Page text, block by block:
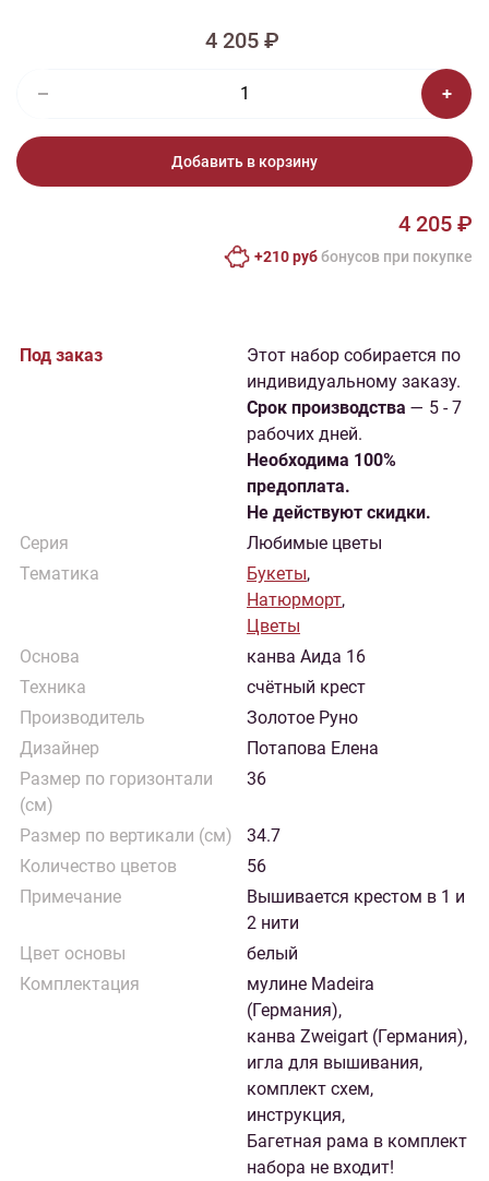
4 205 ₽
Добавить в корзину
4 205 ₽
+210 руббонусов при покупке
Под заказ
Этот набор собирается по
индивидуальному заказу.
Cрок производства — 5 - 7
рабочих дней.
Необходима 100%
предоплата.
Не действуют скидки.
Серия
Любимые цветы
Тематика
Букеты,
Натюрморт,
Цветы
Основа
канва Аида 16
Техника
счётный крест
Производитель
Золотое Руно
Дизайнер
Потапова Елена
Размер по горизонтали
(см)
36
Размер по вертикали (см)
34.7
Количество цветов
56
Примечание
Вышивается крестом в 1 и
2 нити
Цвет основы
белый
Комплектация
мулине Madeira
(Германия),
канва Zweigart (Германия),
игла для вышивания,
комплект схем,
инструкция,
Багетная рама в комплект
набора не входит!